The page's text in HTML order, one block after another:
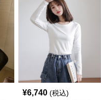
¥6,740 (税込)